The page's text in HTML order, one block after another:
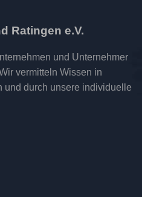
Ratingen e.V.
und Unternehmer
vermitteln Wissen in
und durch unsere individuelle